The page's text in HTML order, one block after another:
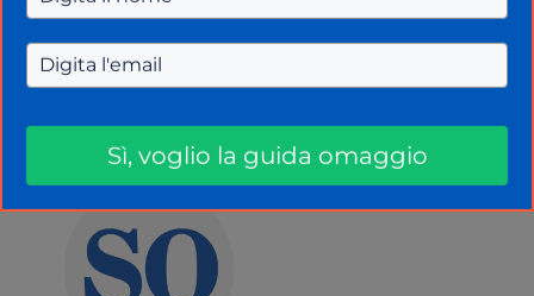
concorrenza e del mercato.
Categorie
Didattica
Sì, voglio la guida omaggio